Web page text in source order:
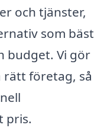
och tjänster,
som bäst
budget. Vi gör
företag, så
pris.